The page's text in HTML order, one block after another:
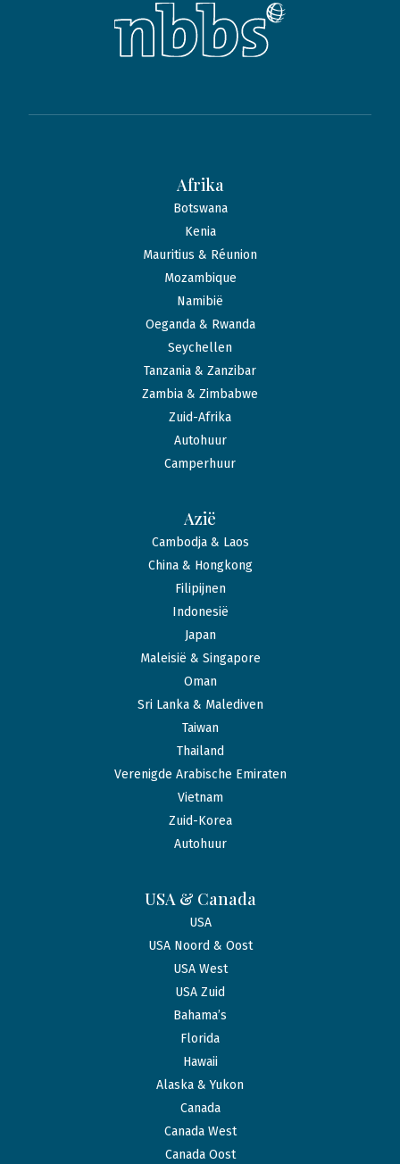
Afrika
Botswana
Kenia
Mauritius & Réunion
Mozambique
Namibië
Oeganda & Rwanda
Seychellen
Tanzania & Zanzibar
Zambia & Zimbabwe
Zuid-Afrika
Autohuur
Camperhuur
Azië
Cambodja & Laos
China & Hongkong
Filipijnen
Indonesië
Japan
Maleisië & Singapore
Oman
Sri Lanka & Malediven
Taiwan
Thailand
Verenigde Arabische Emiraten
Vietnam
Zuid-Korea
Autohuur
USA & Canada
USA
USA Noord & Oost
USA West
USA Zuid
Bahama’s
Florida
Hawaii
Alaska & Yukon
Canada
Canada West
Canada Oost